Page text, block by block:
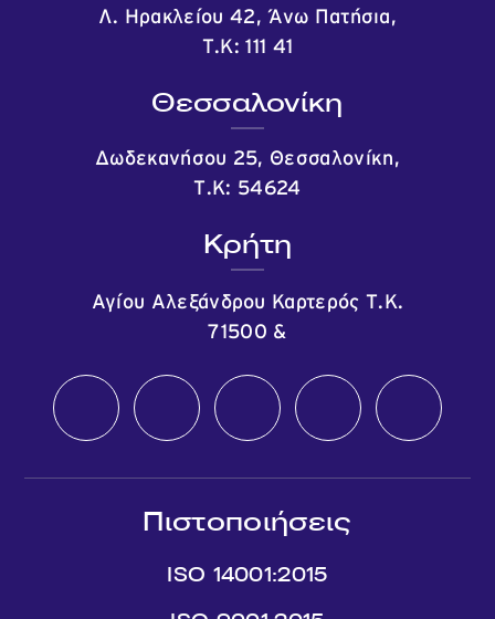
Λ. Ηρακλείου 42, Άνω Πατήσια,
Τ.Κ: 111 41
Θεσσαλονίκη
Δωδεκανήσου 25, Θεσσαλονίκη,
Τ.Κ: 54624
Κρήτη
Αγίου Αλεξάνδρου Καρτερός Τ.Κ.
71500 &
Πιστοποιήσεις
ISO 14001:2015